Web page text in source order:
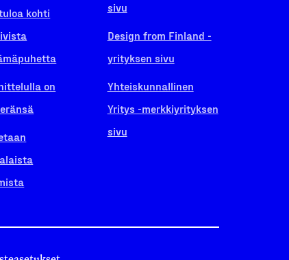
kohti
on
sivu
Design from Finland -
yrityksen sivu
Yhteiskunnallinen
Yritys -merkkiyrityksen
sivu